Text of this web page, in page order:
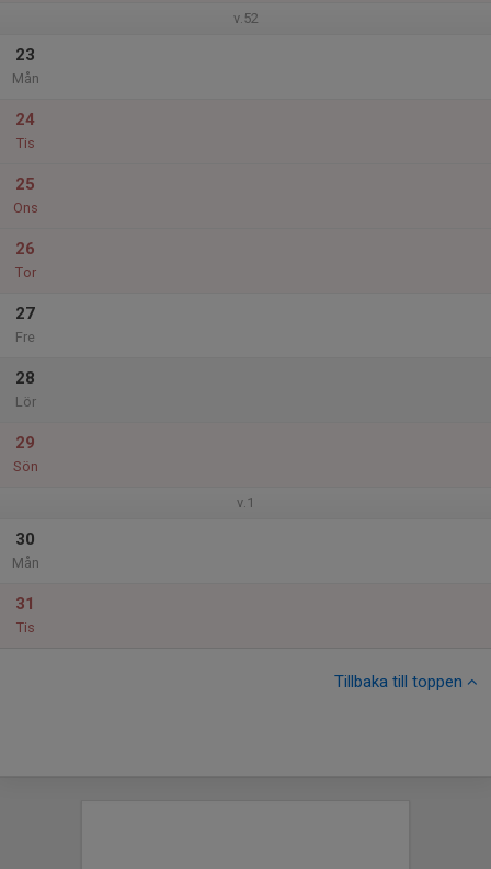
v.52
23
Mån
24
Tis
25
Ons
26
Tor
27
Fre
28
Lör
29
Sön
v.1
30
Mån
31
Tis
Tillbaka till toppen